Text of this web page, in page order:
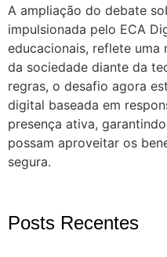
A ampliação do debate
impulsionada pelo ECA
educacionais, reflete
da sociedade diante da
regras, o desafio agora
digital baseada em
presença ativa,
possam aproveitar os
segura.
Posts Recentes